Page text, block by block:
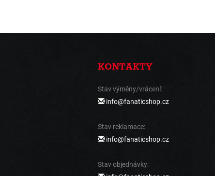
KONTAKTY
Stav výměny/vrácení:
info@fanaticshop.cz
Stav reklamace:
info@fanaticshop.cz
Stav objednávky: